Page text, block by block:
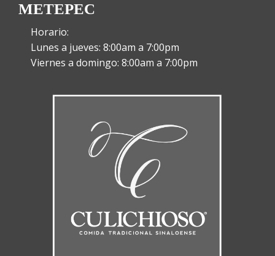
METEPEC
Horario:
Lunes a jueves: 8:00am a 7:00pm
Viernes a domingo: 8:00am a 7:00pm